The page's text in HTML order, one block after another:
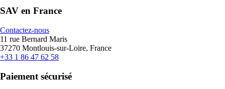
SAV en France
Contactez-nous
11 rue Bernard Maris
37270 Montlouis-sur-Loire, France
+33 1 86 47 62 58
Paiement sécurisé